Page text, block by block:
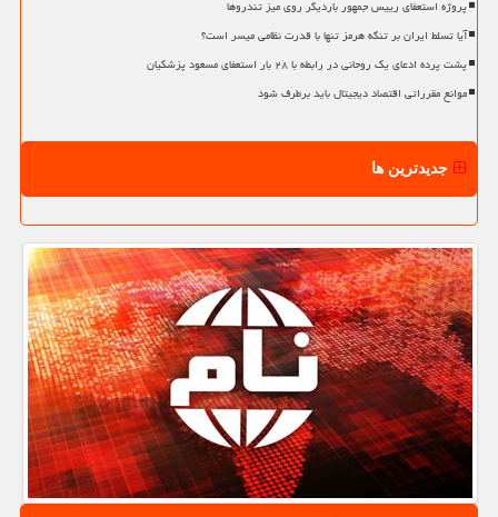
پروژه استعفای رییس جمهور باردیگر روی میز تندروها
آیا تسلط ایران بر تنگه هرمز تنها با قدرت نظامی میسر است؟
پشت پرده ادعای یک روحانی در رابطه با ۲۸ بار استعفای مسعود پزشکیان
موانع مقرراتی اقتصاد دیجیتال باید برطرف شود
جدیدترین ها